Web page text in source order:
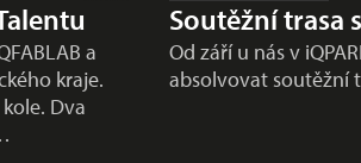
a
kraje.
Dva
Soutěžní trasa
Od září u nás v
absolvovat soutěžní